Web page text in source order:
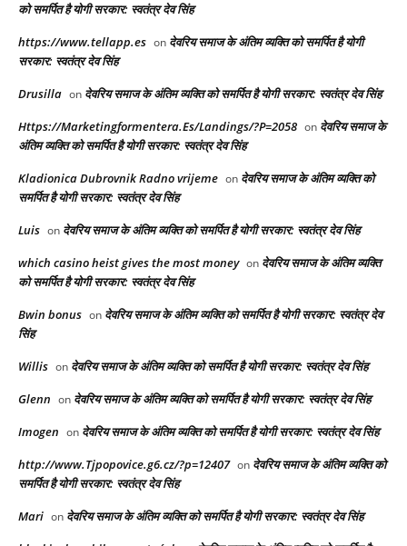
को समर्पित है योगी सरकार: स्वतंत्र देव सिंह
https://www.tellapp.es on देवरिय समाज के अंतिम व्यक्ति को समर्पित है योगी
सरकार: स्वतंत्र देव सिंह
Drusilla on देवरिय समाज के अंतिम व्यक्ति को समर्पित है योगी सरकार: स्वतंत्र देव सिंह
Https://Marketingformentera.Es/Landings/?P=2058 on देवरिय समाज के
अंतिम व्यक्ति को समर्पित है योगी सरकार: स्वतंत्र देव सिंह
Kladionica Dubrovnik Radno vrijeme on देवरिय समाज के अंतिम व्यक्ति को
समर्पित है योगी सरकार: स्वतंत्र देव सिंह
Luis on देवरिय समाज के अंतिम व्यक्ति को समर्पित है योगी सरकार: स्वतंत्र देव सिंह
which casino heist gives the most money on देवरिय समाज के अंतिम व्यक्ति
को समर्पित है योगी सरकार: स्वतंत्र देव सिंह
Bwin bonus on देवरिय समाज के अंतिम व्यक्ति को समर्पित है योगी सरकार: स्वतंत्र देव
सिंह
Willis on देवरिय समाज के अंतिम व्यक्ति को समर्पित है योगी सरकार: स्वतंत्र देव सिंह
Glenn on देवरिय समाज के अंतिम व्यक्ति को समर्पित है योगी सरकार: स्वतंत्र देव सिंह
Imogen on देवरिय समाज के अंतिम व्यक्ति को समर्पित है योगी सरकार: स्वतंत्र देव सिंह
http://www.Tjpopovice.g6.cz/?p=12407 on देवरिय समाज के अंतिम व्यक्ति को
समर्पित है योगी सरकार: स्वतंत्र देव सिंह
Mari on देवरिय समाज के अंतिम व्यक्ति को समर्पित है योगी सरकार: स्वतंत्र देव सिंह